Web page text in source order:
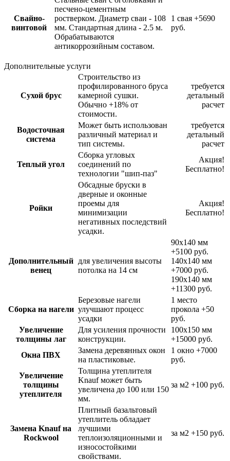
Свайно-
винтовой
песчено-цементным
ростверком. Диаметр сваи - 108
мм. Стандартная длина - 2.5 м.
Обрабатываются
антикоррозийным составом.
1 свая +5690
руб.
Дополнительные услуги
Сухой брус
Строительство из
профилированного бруса
камерной сушки.
Обычно +18% от
стоимости.
требуется
детальный
расчет
Водосточная
система
Может быть использован
различный материал и
тип системы.
требуется
детальный
расчет
Теплый угол
Сборка угловых
соединений по
технологии "шип-паз"
Акция!
Бесплатно!
Ройки
Обсадные бруски в
дверные и оконные
проемы для
минимизации
негативных последствий
усадки.
Акция!
Бесплатно!
Дополнительный
венец
для увеличения высоты
потолка на 14 см
90х140 мм
+5100 руб.
140х140 мм
+7000 руб.
190х140 мм
+11300 руб.
Сборка на нагели
Березовые нагели
улучшают процесс
усадки
1 место
прокола +50
руб.
Увеличение
толщины лаг
Для усиления прочности
конструкции.
100х150 мм
+15000 руб.
Окна ПВХ
Замена деревянных окон
на пластиковые.
1 окно +7000
руб.
Увеличение
толщины
утеплителя
Толщина утеплителя
Knauf может быть
увеличена до 100 или 150
мм.
за м2 +100 руб.
Замена Knauf на
Rockwool
Плитный базальтовый
утеплитель обладает
лучшими
теплоизоляционными и
износостойкими
свойствами.
за м2 +150 руб.